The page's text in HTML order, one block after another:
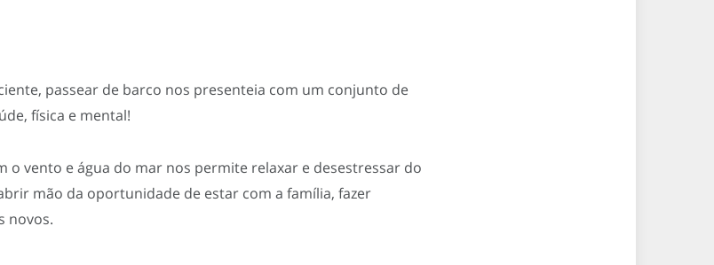
passear de barco nos presenteia com um conjunto de
física e mental!
o vento e água do mar nos permite relaxar e desestressar do
mão da oportunidade de estar com a família, fazer
novos.